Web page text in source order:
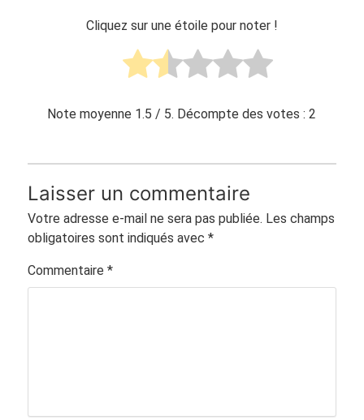
Cliquez sur une étoile pour noter !
Note moyenne 1.5 / 5. Décompte des votes :2
Laisser un commentaire
Votre adresse e-mail ne sera pas publiée. Les champs
obligatoires sont indiqués avec *
Commentaire *